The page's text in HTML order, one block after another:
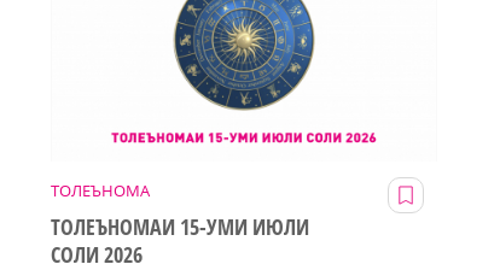
ТОЛЕЪНОМА
ТОЛЕЪНОМАИ 15-УМИ ИЮЛИ
СОЛИ 2026